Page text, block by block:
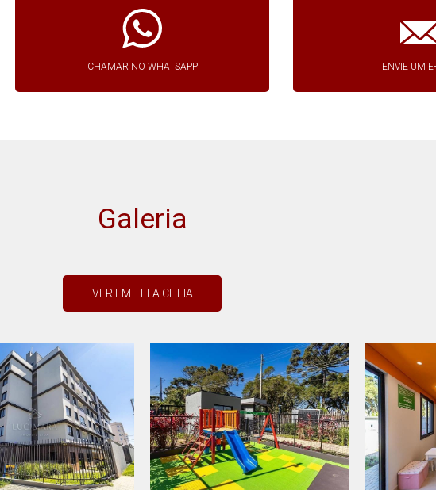
CHAMAR NO WHATSAPP ENVIE UM
Galeria
VER EM TELA CHEIA